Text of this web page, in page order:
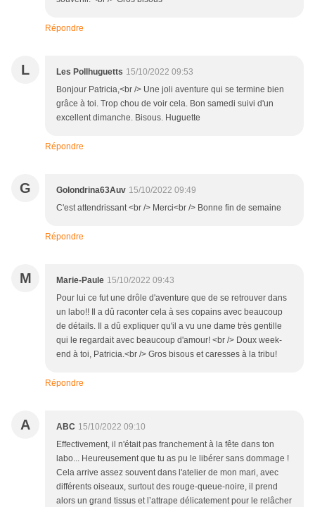
Répondre
L Les Pollhuguetts 15/10/2022 09:53
Bonjour Patricia,<br /> Une joli aventure qui se termine bien
grâce à toi. Trop chou de voir cela. Bon samedi suivi d'un
excellent dimanche. Bisous. Huguette
Répondre
G Golondrina63Auv 15/10/2022 09:49
C'est attendrissant <br /> Merci<br /> Bonne fin de semaine
Répondre
M Marie-Paule 15/10/2022 09:43
Pour lui ce fut une drôle d'aventure que de se retrouver dans
un labo!! Il a dû raconter cela à ses copains avec beaucoup
de détails. Il a dû expliquer qu'il a vu une dame très gentille
qui le regardait avec beaucoup d'amour! <br /> Doux week-
end à toi, Patricia.<br /> Gros bisous et caresses à la tribu!
Répondre
A ABC 15/10/2022 09:10
Effectivement, il n'était pas franchement à la fête dans ton
labo... Heureusement que tu as pu le libérer sans dommage !
Cela arrive assez souvent dans l'atelier de mon mari, avec
différents oiseaux, surtout des rouge-queue-noire, il prend
alors un grand tissus et l’attrape délicatement pour le relâcher